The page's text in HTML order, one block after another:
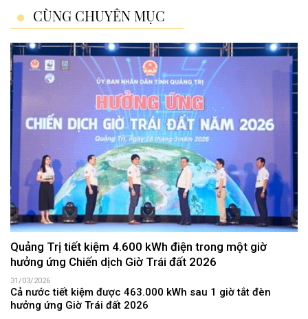
CÙNG CHUYÊN MỤC
Quảng Trị tiết kiệm 4.600 kWh điện trong một giờ
hưởng ứng Chiến dịch Giờ Trái đất 2026
31/03/2026
Cả nước tiết kiệm được 463.000 kWh sau 1 giờ tắt đèn
hưởng ứng Giờ Trái đất 2026